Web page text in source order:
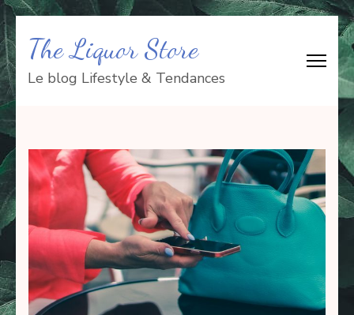
Aller
au
contenu
(Pressez
Entrée)
The Liquor Store
Le blog Lifestyle & Tendances